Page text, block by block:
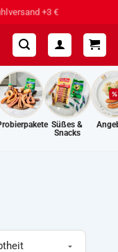
Süßes &
Snacks